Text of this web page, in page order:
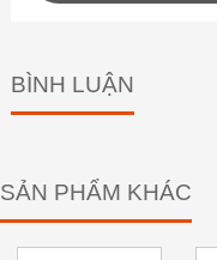
BÌNH LUẬN
SẢN PHẨM KHÁC